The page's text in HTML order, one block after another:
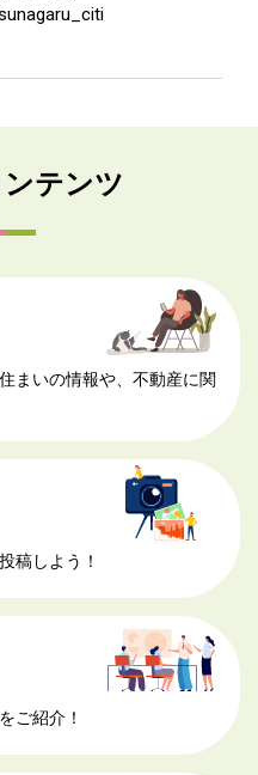
テンツ
まいの情報や、不動産に関
稿しよう！
ご紹介！